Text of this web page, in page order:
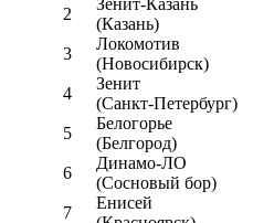
2
Зенит-Казань
(Казань)
3
Локомотив
(Новосибирск)
4
Зенит
(Санкт-Петербург)
5
Белогорье
(Белгород)
6
Динамо-ЛО
(Сосновый бор)
7
Енисей